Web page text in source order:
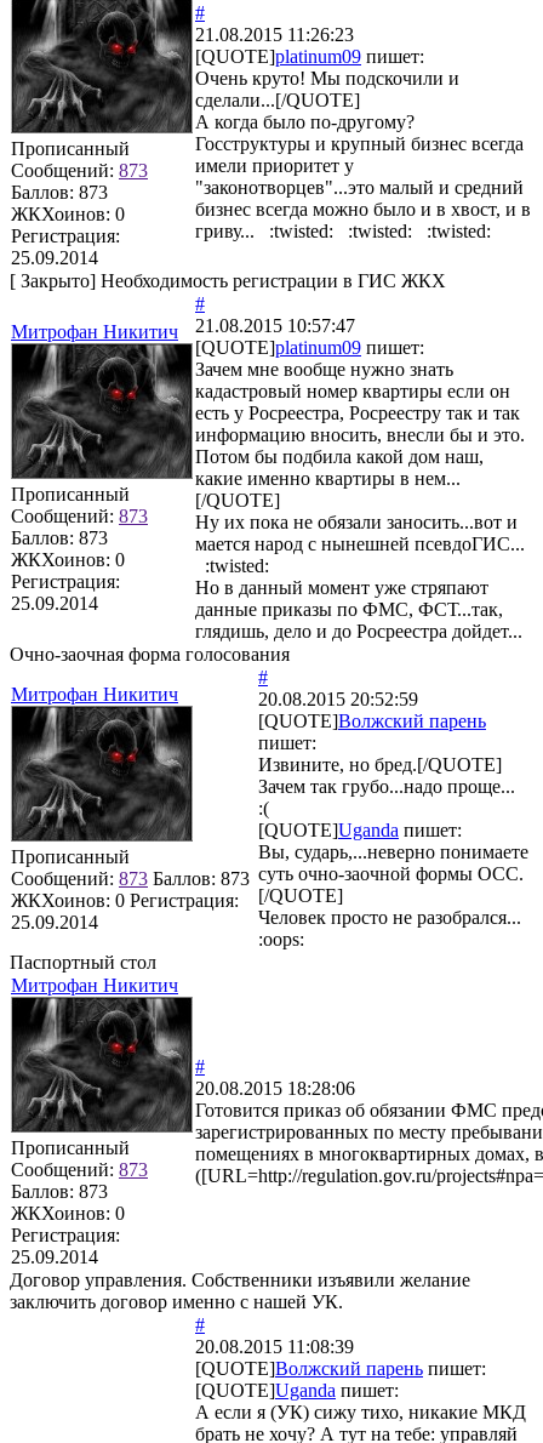
Прописанный
Сообщений: 873
Баллов: 873
ЖКХоинов: 0
Регистрация:
25.09.2014
#
21.08.2015 11:26:23
[QUOTE]platinum09 пишет:
Очень круто! Мы подскочили и
сделали...[/QUOTE]
А когда было по-другому?
Госструктуры и крупный бизнес всегда
имели приоритет у
"законотворцев"...это малый и средний
бизнес всегда можно было и в хвост, и в
гриву... :twisted: :twisted: :twisted:
[ Закрыто] Необходимость регистрации в ГИС ЖКХ
Митрофан Никитич
Прописанный
Сообщений: 873
Баллов: 873
ЖКХоинов: 0
Регистрация:
25.09.2014
#
21.08.2015 10:57:47
[QUOTE]platinum09 пишет:
Зачем мне вообще нужно знать
кадастровый номер квартиры если он
есть у Росреестра, Росреестру так и так
информацию вносить, внесли бы и это.
Потом бы подбила какой дом наш,
какие именно квартиры в нем...
[/QUOTE]
Ну их пока не обязали заносить...вот и
мается народ с нынешней псевдоГИС...
:twisted:
Но в данный момент уже стряпают
данные приказы по ФМС, ФСТ...так,
глядишь, дело и до Росреестра дойдет...
Очно-заочная форма голосования
Митрофан Никитич
Прописанный
Сообщений: 873 Баллов: 873
ЖКХоинов: 0 Регистрация:
25.09.2014
#
20.08.2015 20:52:59
[QUOTE]Волжский парень
пишет:
Извините, но бред.[/QUOTE]
Зачем так грубо...надо проще...
:(
[QUOTE]Uganda пишет:
Вы, сударь,...неверно понимаете
суть очно-заочной формы ОСС.
[/QUOTE]
Человек просто не разобрался...
:oops:
Паспортный стол
Митрофан Никитич
Прописанный
Сообщений: 873
Баллов: 873
ЖКХоинов: 0
Регистрация:
25.09.2014
#
20.08.2015 18:28:06
Готовится приказ об обязании ФМС
зарегистрированных по месту
помещениях в многоквартирных домах,
([URL=http://regulation.gov.ru/
Договор управления. Собственники изъявили желание
заключить договор именно с нашей УК.
#
20.08.2015 11:08:39
[QUOTE]Волжский парень пишет:
[QUOTE]Uganda пишет:
А если я (УК) сижу тихо, никакие МКД
брать не хочу? А тут на тебе: управляй